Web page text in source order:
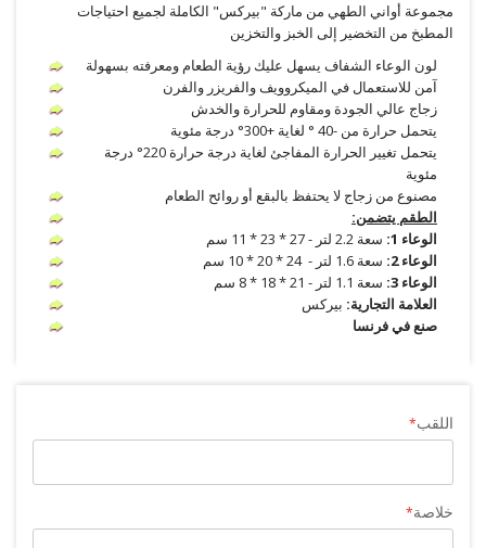
مجموعة أواني الطهي من ماركة "بيركس" الكاملة لجميع احتياجات
المطبخ من التخضير إلى الخبز والتخزين
لون الوعاء الشفاف يسهل عليك رؤية الطعام ومعرفته بسهولة
آمن للاستعمال في الميكروويف والفريزر والفرن
زجاج عالي الجودة ومقاوم للحرارة والخدش
يتحمل حرارة من -40 ° لغاية +300° درجة مئوية
يتحمل تغيير الحرارة المفاجئ لغاية درجة حرارة 220° درجة
مئوية
مصنوع من زجاج لا يحتفظ بالبقع أو روائح الطعام
الطقم يتضمن:
الوعاء 1:
سعة 2.2 لتر - 27 * 23 * 11 سم
الوعاء 2:
سعة 1.6 لتر - 24 * 20 * 10 سم
الوعاء 3:
سعة 1.1 لتر - 21 * 18 * 8 سم
العلامة التجارية: بيركس
صنع في فرنسا
اللقب
خلاصة